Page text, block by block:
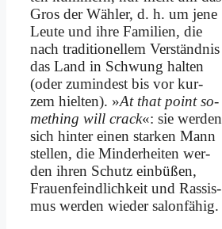
Gros der Wäh­ler, d. h. um je­ne
Leu­te und ih­re Fa­mi­li­en, die
nach tra­di­tio­nel­lem Ver­ständ­nis
das Land in Schwung hal­ten
(oder zu­min­dest bis vor kur­
zem hiel­ten). »At that point so­
me­thing will crack«: sie wer­den
sich hin­ter ei­nen star­ken Mann
stel­len, die Min­der­hei­ten wer­
den ih­ren Schutz ein­bü­ßen,
Frau­en­feind­lich­keit und Ras­sis­
mus wer­den wie­der sa­lon­fä­hig.